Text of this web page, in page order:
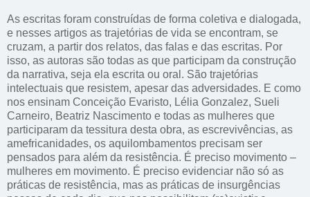
As escritas foram construídas de forma coletiva e dialogada,
e nesses artigos as trajetórias de vida se encontram, se
cruzam, a partir dos relatos, das falas e das escritas. Por
isso, as autoras são todas as que participam da construção
da narrativa, seja ela escrita ou oral. São trajetórias
intelectuais que resistem, apesar das adversidades. E como
nos ensinam Conceição Evaristo, Lélia Gonzalez, Sueli
Carneiro, Beatriz Nascimento e todas as mulheres que
participaram da tessitura desta obra, as escrevivências, as
amefricanidades, os aquilombamentos precisam ser
pensados para além da resistência. É preciso movimento –
mulheres em movimento. É preciso evidenciar não só as
práticas de resistência, mas as práticas de insurgências